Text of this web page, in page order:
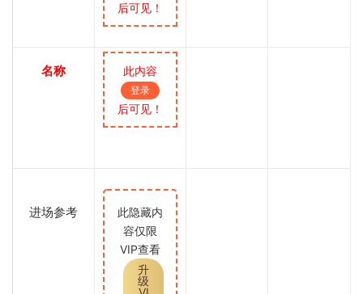
后可见！
名称 此内容
登录
后可见！
进场参考
此隐藏内
容仅限
VIP查看
升
级